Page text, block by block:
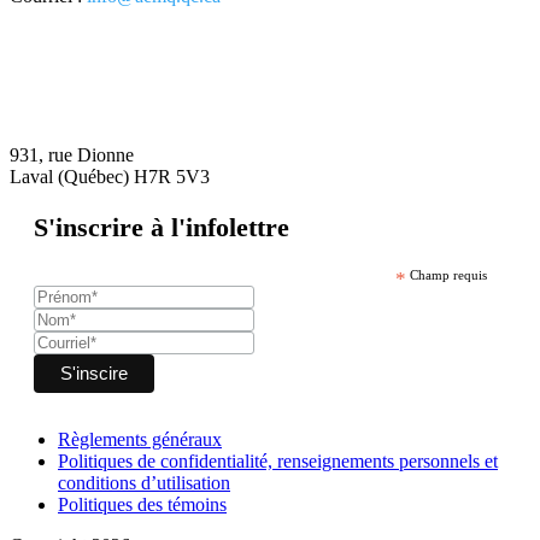
931, rue Dionne
Laval (Québec) H7R 5V3
S'inscrire à l'infolettre
* Champ requis
Règlements généraux
Politiques de confidentialité, renseignements personnels et
conditions d’utilisation
Politiques des témoins